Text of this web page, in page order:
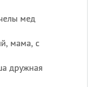
мед
мама, с
дружная